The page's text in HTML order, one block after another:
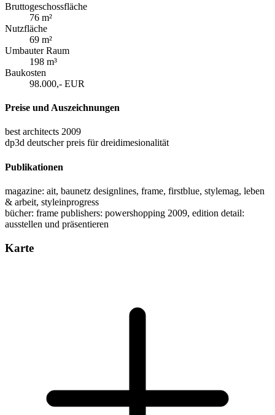
Bruttogeschossfläche
76 m²
Nutzfläche
69 m²
Umbauter Raum
198 m³
Baukosten
98.000,- EUR
Preise und Auszeichnungen
best architects 2009
dp3d deutscher preis für dreidimesionalität
Publikationen
magazine: ait, baunetz designlines, frame, firstblue, stylemag, leben
& arbeit, styleinprogress
bücher: frame publishers: powershopping 2009, edition detail:
ausstellen und präsentieren
Karte